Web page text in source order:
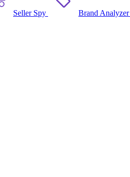
Seller Spy Brand Analyzer